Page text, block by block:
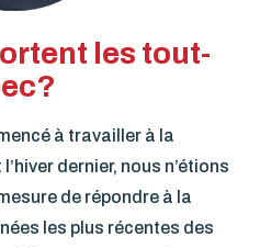
les tout-
à travailler à la
dernier, nous n’étions
de répondre à la
les plus récentes des